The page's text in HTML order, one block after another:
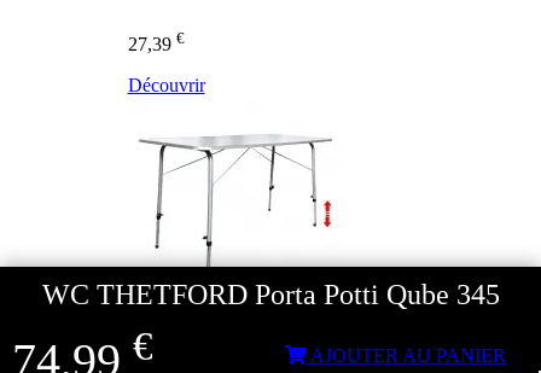
27,39 €
Découvrir
WC THETFORD Porta Potti Qube 345
74,99 € AJOUTER AU PANIER